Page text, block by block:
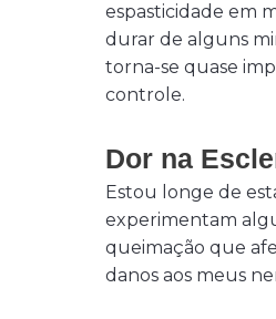
espasticidade em
durar de alguns
torna-se quase
controle.
Dor na
Estou longe de
experimentam
queimação que
danos aos meus